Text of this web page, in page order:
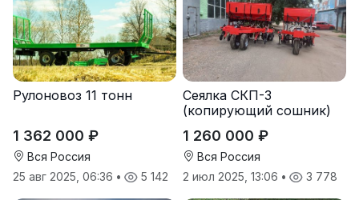
Рулоновоз 11 тонн
1 362 000 ₽
Вся Россия
25 авг 2025, 06:36 • 5 142
Сеялка СКП-3
(копирующий сошник)
1 260 000 ₽
Вся Россия
2 июл 2025, 13:06 • 3 778